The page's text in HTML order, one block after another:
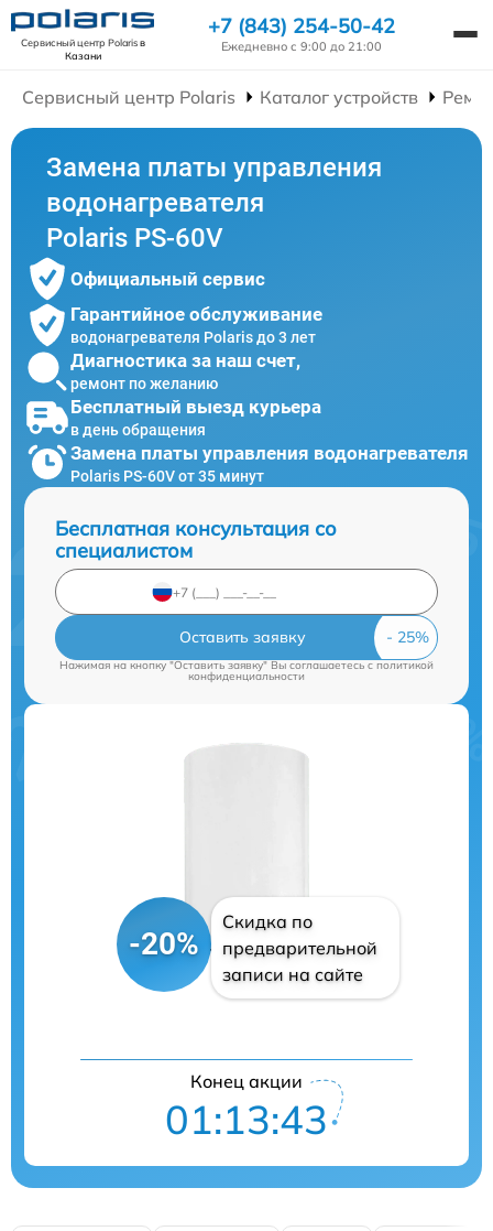
Сервисный центр Polarisв
Казани
+7 (843) 254-50-42
Ежедневно с 9:00 до 21:00
Сервисный центр Polaris Каталог устройств
Замена платы управления
водонагревателя
Polaris PS-60V
Официальный сервис
Гарантийное обслуживание
водонагревателя Polaris до 3 лет
Диагностика за наш счет,
ремонт по желанию
Бесплатный выезд курьера
в день обращения
Замена платы управления водонагревателя
Polaris PS-60V от 35 минут
Бесплатная консультация со
специалистом
Оставить заявку
Нажимая на кнопку "Оставить заявку" Вы соглашаетесь cполитикой
конфиденциальности
-20%
Скидка по
предварительной
записи на сайте
Конец акции
01:13:42